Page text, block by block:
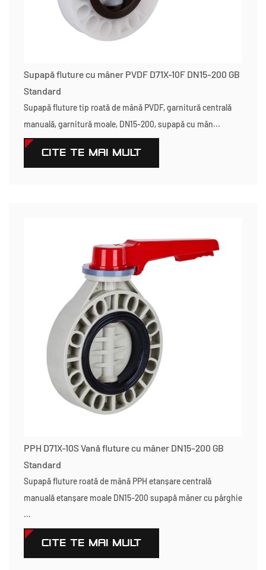
Supapă fluture cu mâner PVDF D71X-10F DN15-200 GB
Standard
Supapă fluture tip roată de mână PVDF, garnitură centrală
manuală, garnitură moale, DN15-200, supapă cu mân...
CITEŞTE MAI MULT
PPH D71X-10S Vană fluture cu mâner DN15-200 GB
Standard
Supapă fluture roată de mână PPH etanșare centrală
manuală etanșare moale DN15-200 supapă mâner cu pârghie
...
CITEŞTE MAI MULT